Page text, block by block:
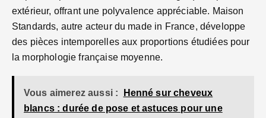
extérieur, offrant une polyvalence appréciable. Maison
Standards, autre acteur du made in France, développe
des pièces intemporelles aux proportions étudiées pour
la morphologie française moyenne.
Vous aimerez aussi :
Henné sur cheveux
blancs : durée de pose et astuces pour une